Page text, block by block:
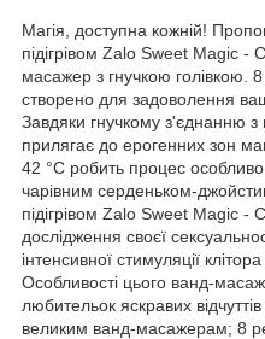
Магія, доступна кожній!
підігрівом Zalo Sweet Magic
масажер з гнучкою голівкою.
створено для задоволення
Завдяки гнучкому з'єднанню з
прилягає до ерогенних зон
42 °С робить процес
чарівним серденьком-
підігрівом Zalo Sweet Magic -
дослідження своєї
інтенсивної стимуляції
Особливості цього ванд-
любительок яскравих
великим ванд-масажерам; 8